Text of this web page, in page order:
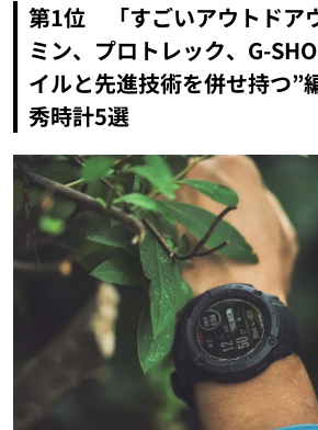
第1位 「すごいアウトドア
ミン、プロトレック、G-
イルと先進技術を併せ持つ”
秀時計5選